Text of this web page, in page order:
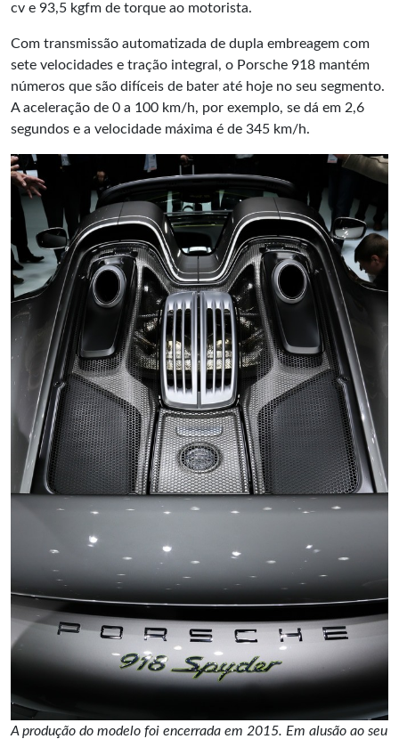
cv e 93,5 kgfm de torque ao motorista.
Com transmissão automatizada de dupla embreagem com
sete velocidades e tração integral, o Porsche 918 mantém
números que são difíceis de bater até hoje no seu segmento.
A aceleração de 0 a 100 km/h, por exemplo, se dá em 2,6
segundos e a velocidade máxima é de 345 km/h.
A produção do modelo foi encerrada em 2015. Em alusão ao seu